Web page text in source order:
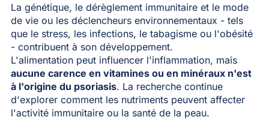
La génétique, le dérèglement immunitaire et le mode
de vie ou les déclencheurs environnementaux - tels
que le stress, les infections, le tabagisme ou l'obésité
- contribuent à son développement.
L'alimentation peut influencer l'inflammation, mais
aucune carence en vitamines ou en minéraux n'est
à l'origine du psoriasis. La recherche continue
d'explorer comment les nutriments peuvent affecter
l'activité immunitaire ou la santé de la peau.